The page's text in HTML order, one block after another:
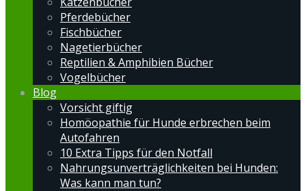
Pferdebücher
Fischbücher
Nagetierbücher
Reptilien & Amphibien Bücher
Vogelbücher
Blog
Vorsicht giftig
Homöopathie für Hunde erbrechen beim
Autofahren
10 Extra Tipps für den Notfall
Nahrungsunverträglichkeiten bei Hunden:
Was kann man tun?